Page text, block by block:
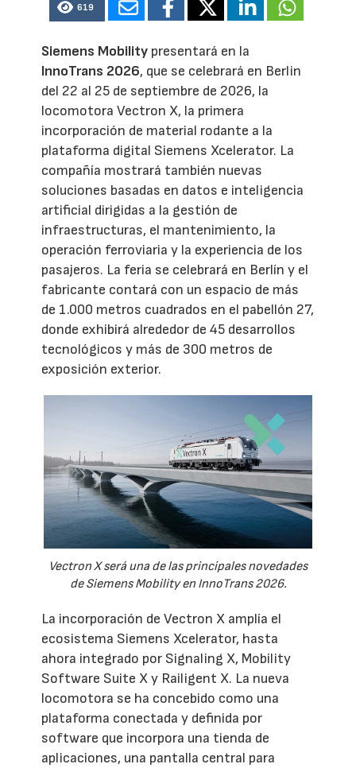
619
Siemens Mobility presentará en la
InnoTrans 2026, que se celebrará en Berlin
del 22 al 25 de septiembre de 2026, la
locomotora Vectron X, la primera
incorporación de material rodante a la
plataforma digital Siemens Xcelerator. La
compañía mostrará también nuevas
soluciones basadas en datos e inteligencia
artificial dirigidas a la gestión de
infraestructuras, el mantenimiento, la
operación ferroviaria y la experiencia de los
pasajeros. La feria se celebrará en Berlín y el
fabricante contará con un espacio de más
de 1.000 metros cuadrados en el pabellón 27,
donde exhibirá alrededor de 45 desarrollos
tecnológicos y más de 300 metros de
exposición exterior.
Vectron X será una de las principales novedades
de Siemens Mobility en InnoTrans 2026.
La incorporación de Vectron X amplía el
ecosistema Siemens Xcelerator, hasta
ahora integrado por Signaling X, Mobility
Software Suite X y Railigent X. La nueva
locomotora se ha concebido como una
plataforma conectada y definida por
software que incorpora una tienda de
aplicaciones, una pantalla central para